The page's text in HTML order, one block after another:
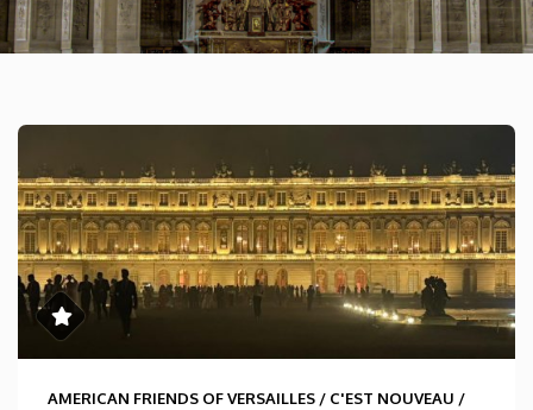
AMERICAN FRIENDS OF VERSAILLES / C'EST NOUVEAU /